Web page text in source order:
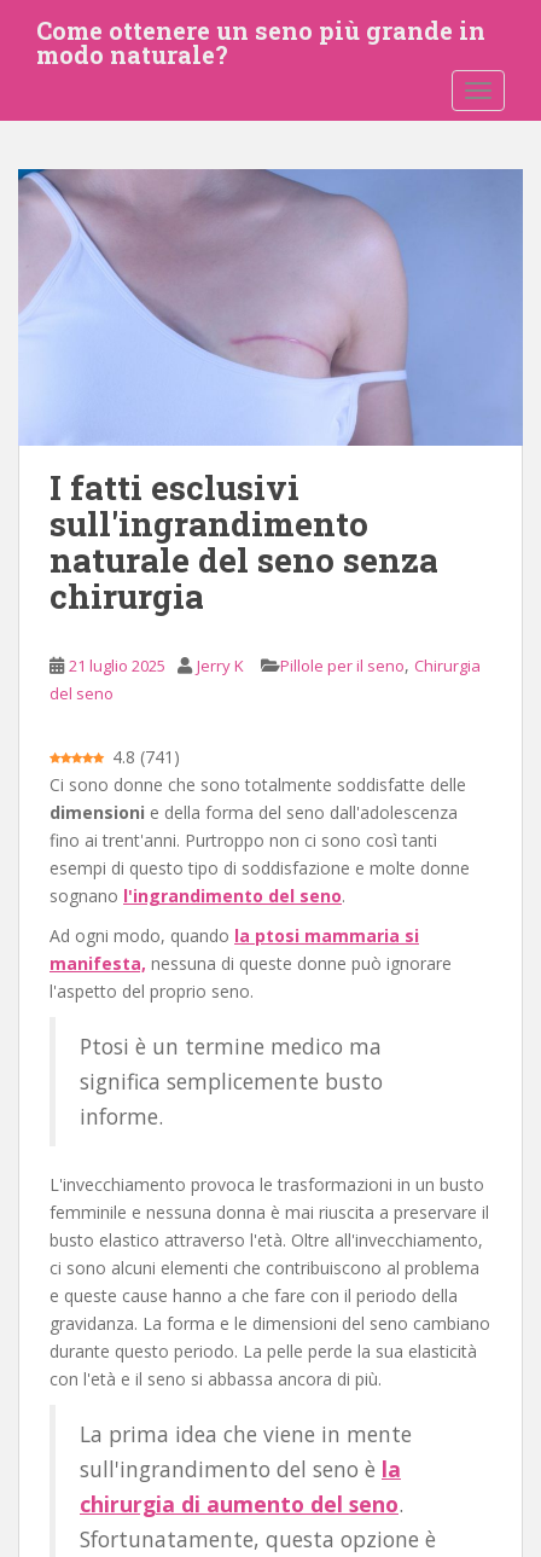
a
Come ottenere un seno più grande in
modo naturale?
I fatti esclusivi
sull'ingrandimento
naturale del seno senza
chirurgia
21 luglio 2025 Jerry K Pillole per il seno, Chirurgia
del seno
4.8 (741 )
Ci sono donne che sono totalmente soddisfatte delle
dimensioni e della forma del seno dall'adolescenza
fino ai trent'anni. Purtroppo non ci sono così tanti
esempi di questo tipo di soddisfazione e molte donne
sognano l'ingrandimento del seno.
Ad ogni modo, quando la ptosi mammaria si
manifesta, nessuna di queste donne può ignorare
l'aspetto del proprio seno.
Ptosi è un termine medico ma
significa semplicemente busto
informe.
L'invecchiamento provoca le trasformazioni in un busto
femminile e nessuna donna è mai riuscita a preservare il
busto elastico attraverso l'età. Oltre all'invecchiamento,
ci sono alcuni elementi che contribuiscono al problema
e queste cause hanno a che fare con il periodo della
gravidanza. La forma e le dimensioni del seno cambiano
durante questo periodo. La pelle perde la sua elasticità
con l'età e il seno si abbassa ancora di più.
La prima idea che viene in mente
sull'ingrandimento del seno è la
chirurgia di aumento del seno.
Sfortunatamente, questa opzione è